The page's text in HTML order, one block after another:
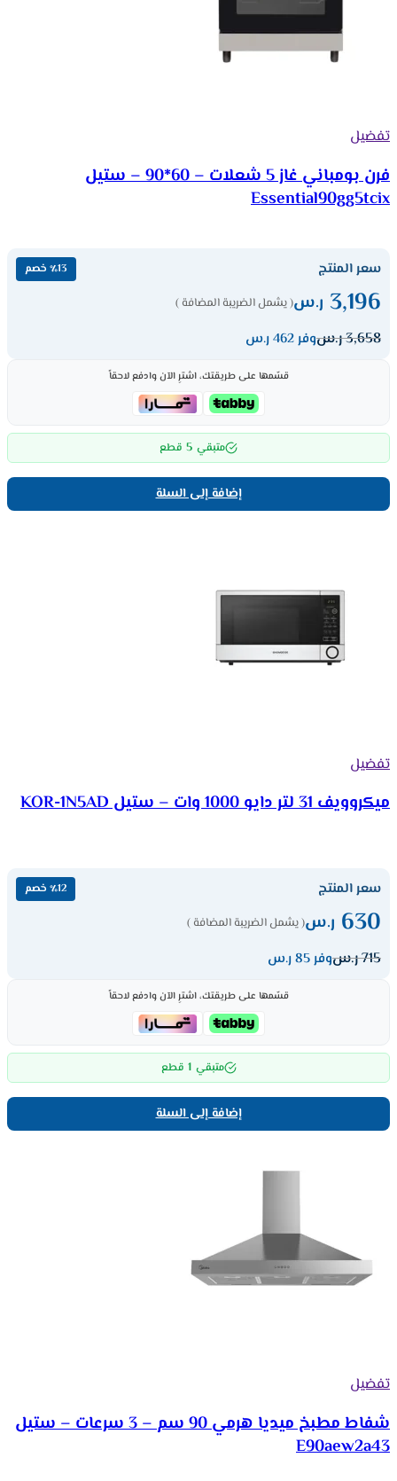
تفضيل
فرن بومباني غاز 5 شعلات – 60*90 – ستيل
Essential90gg5tcix
سعر المنتج ٪13 خصم
3,196 ر.س( يشمل الضريبة المضافة )
3,658ر.سوفر 462 ر.س
قسّمها على طريقتك، اشترِ الآن وادفع لاحقاً
متبقي 5 قطع
إضافة إلى السلة
تفضيل
ميكروويف 31 لتر دايو 1000 وات – ستيل KOR-1N5AD
سعر المنتج ٪12 خصم
630 ر.س( يشمل الضريبة المضافة )
715ر.سوفر 85 ر.س
قسّمها على طريقتك، اشترِ الآن وادفع لاحقاً
متبقي 1 قطع
إضافة إلى السلة
تفضيل
شفاط مطبخ ميديا هرمي 90 سم – 3 سرعات – ستيل
E90aew2a43